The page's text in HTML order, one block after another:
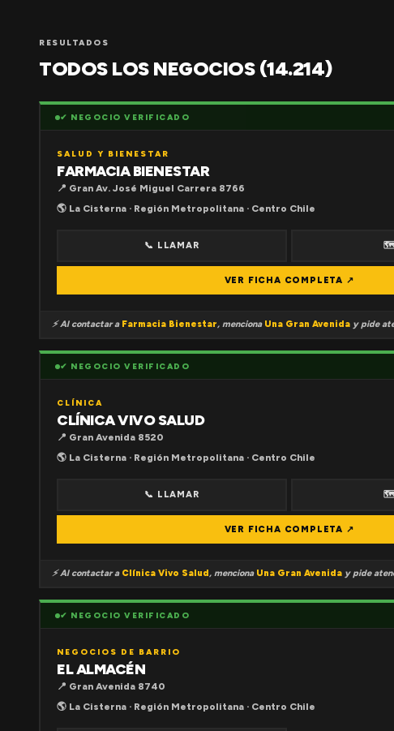
RESULTADOS
TODOS LOS NEGOCIOS (14.214)
✔ NEGOCIO VERIFICADO
SALUD Y BIENESTAR
FARMACIA BIENESTAR
📍 Gran Av. José Miguel Carrera 8766
🌎 La Cisterna · Región Metropolitana · Centro Chile
📞 LLAMAR 🗺
VER FICHA COMPLETA ↗
⚡ Al contactar a Farmacia Bienestar, menciona Una Gran Avenida y pide
✔ NEGOCIO VERIFICADO
CLÍNICA
CLÍNICA VIVO SALUD
📍 Gran Avenida 8520
🌎 La Cisterna · Región Metropolitana · Centro Chile
📞 LLAMAR 🗺
VER FICHA COMPLETA ↗
⚡ Al contactar a Clínica Vivo Salud, menciona Una Gran Avenida y pide
✔ NEGOCIO VERIFICADO
NEGOCIOS DE BARRIO
EL ALMACÉN
📍 Gran Avenida 8740
🌎 La Cisterna · Región Metropolitana · Centro Chile